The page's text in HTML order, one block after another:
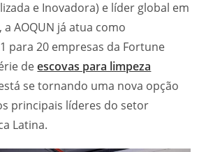
e Inovadora) e líder global em
AOQUN já atua como
para 20 empresas da Fortune
deescovas para limpeza
se tornando uma nova opção
principais líderes do setor
Latina.